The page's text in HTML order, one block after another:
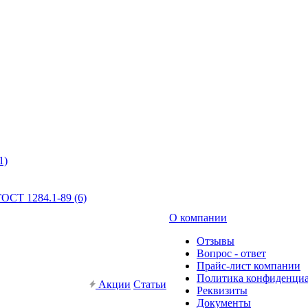
1284.1-89 (6)
Акции Статьи
О компании
Отзывы
Вопрос - ответ
Прайс-лист компании
Политика
Реквизиты
Документы